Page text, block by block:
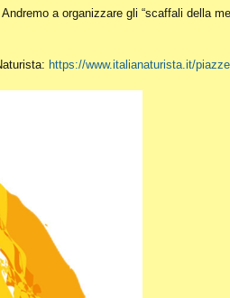
a organizzare gli “scaffali della
https://www.italianaturista.it/